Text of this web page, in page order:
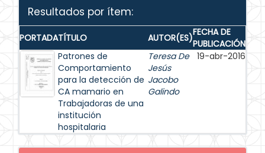
Resultados por ítem:
PORTADATÍTULO AUTOR(ES)FECHA DE
PUBLICACIÓN
Patrones de
Comportamiento
para la detección de
CA mamario en
Trabajadoras de una
institución
hospitalaria
Teresa De
Jesús
Jacobo
Galindo
19-abr-2016